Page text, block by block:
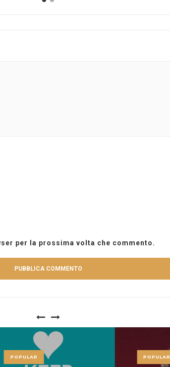
per la prossima volta che commento.
POPULAR POPULAR